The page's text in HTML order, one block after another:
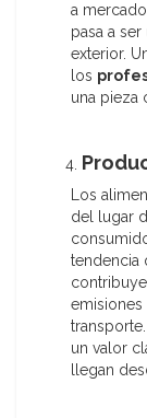
a
pasa a
exterior.
los
una pieza
Los
del lugar
tendencia
un valor
llegan